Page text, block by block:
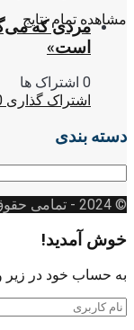
مشاهده تمام نتایج
مردی که
است»
0 اشتراک ها
اشتراک گذاری
دسته بندی
دسته
© 2024
- تمامی
خوش آمدید!
به حساب خود در زیر